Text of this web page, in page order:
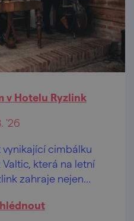
v Hotelu Ryzlink
'26
cimbálku
která na letní
zahraje nejen